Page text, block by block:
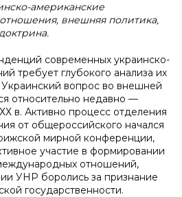
американские
внешняя политика,
современных украинско-
требует глубокого анализа их
Украинский вопрос во внешней
относительно недавно —
в. Активно процесс отделения
от общероссийского начался
мирной конференции,
участие в формировании
отношений,
УНР боролись за признание
государственности.